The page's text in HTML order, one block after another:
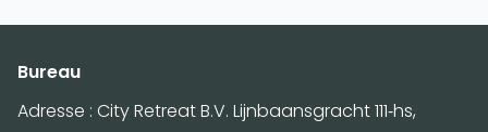
Bureau
Adresse : City Retreat B.V. Lijnbaansgracht 111-hs,